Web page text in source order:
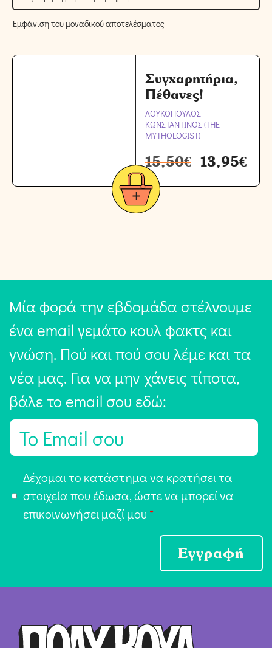
Εμφάνιση του μοναδικού αποτελέσματος
Συγχαρητήρια,
Πέθανες!
ΛΟΥΚΟΠΟΥΛΟΣ
ΚΩΝΣΤΑΝΤΙΝΟΣ (THE
MYTHOLOGIST)
15,50€ 13,95€
Μία φορά την εβδομάδα στέλνουμε
ένα email γεμάτο κουλ φακτς και
γνώση. Πού και πού σου λέμε και τα
νέα μας. Για να μην χάνεις τίποτα,
βάλε το email σου εδώ:
E
π
ή
Δέχομαι το κατάστημα να κρατήσει τα
στοιχεία που έδωσα, ώστε να μπορεί να
επικοινωνήσει μαζί μου *
Εγγραφή